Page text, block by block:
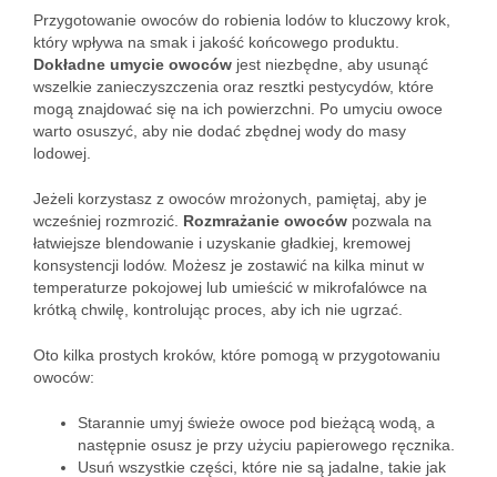
Przygotowanie owoców do robienia lodów to kluczowy krok,
który wpływa na smak i jakość końcowego produktu.
Dokładne umycie owoców jest niezbędne, aby usunąć
wszelkie zanieczyszczenia oraz resztki pestycydów, które
mogą znajdować się na ich powierzchni. Po umyciu owoce
warto osuszyć, aby nie dodać zbędnej wody do masy
lodowej.
Jeżeli korzystasz z owoców mrożonych, pamiętaj, aby je
wcześniej rozmrozić. Rozmrażanie owoców pozwala na
łatwiejsze blendowanie i uzyskanie gładkiej, kremowej
konsystencji lodów. Możesz je zostawić na kilka minut w
temperaturze pokojowej lub umieścić w mikrofalówce na
krótką chwilę, kontrolując proces, aby ich nie ugrzać.
Oto kilka prostych kroków, które pomogą w przygotowaniu
owoców:
Starannie umyj świeże owoce pod bieżącą wodą, a
następnie osusz je przy użyciu papierowego ręcznika.
Usuń wszystkie części, które nie są jadalne, takie jak